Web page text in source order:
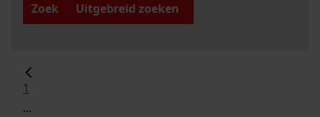
Zoek
Uitgebreid zoeken
1
...